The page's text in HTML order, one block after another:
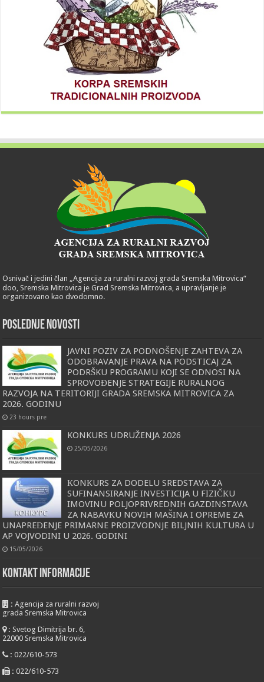
Osnivač i jedini član „Agencija za ruralni razvoj grada Sremska Mitrovica“
doo, Sremska Mitrovica je Grad Sremska Mitrovica, a upravljanje je
organizovano kao dvodomno.
POSLEDNJE NOVOSTI
JAVNI POZIV ZA PODNOŠENJE ZAHTEVA ZA
ODOBRAVANJE PRAVA NA PODSTICAJ ZA
PODRŠKU PROGRAMU KOJI SE ODNOSI NA
SPROVOĐENJE STRATEGIJE RURALNOG
RAZVOJA NA TERITORIJI GRADA SREMSKA MITROVICA ZA
2026. GODINU
23 hours pre
KONKURS UDRUŽENJA 2026
25/05/2026
КONКURS ZA DODELU SREDSTAVA ZA
SUFINANSIRANJE INVESTICIJA U FIZIČКU
IMOVINU POLJOPRIVREDNIH GAZDINSTAVA
ZA NABAVКU NOVIH MAŠINA I OPREME ZA
UNAPREĐENJE PRIMARNE PROIZVODNJE BILJNIH КULTURA U
AP VOJVODINI U 2026. GODINI
15/05/2026
KONTAKT INFORMACIJE
:Agencija za ruralni razvoj
grada Sremska Mitrovica
: Svetog Dimitrija br. 6,
22000 Sremska Mitrovica
:022/610-573
:022/610-573